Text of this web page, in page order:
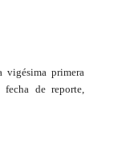
primera
de reporte,